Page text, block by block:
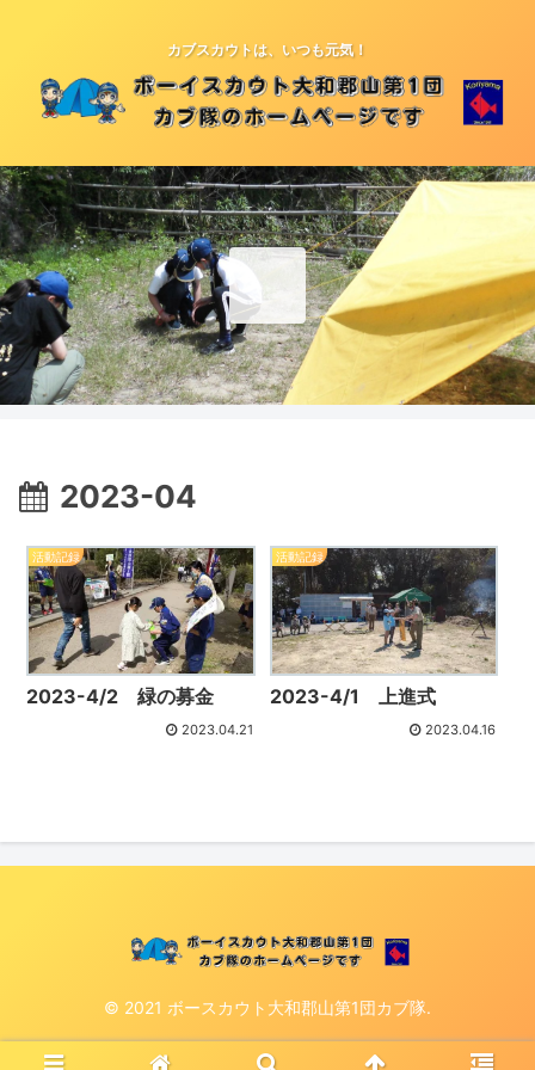
カブスカウトは、いつも元気！
2023-04
活動記録
2023-4/2 緑の募金
2023.04.21
活動記録
2023-4/1 上進式
2023.04.16
© 2021 ボースカウト大和郡山第1団カブ隊.